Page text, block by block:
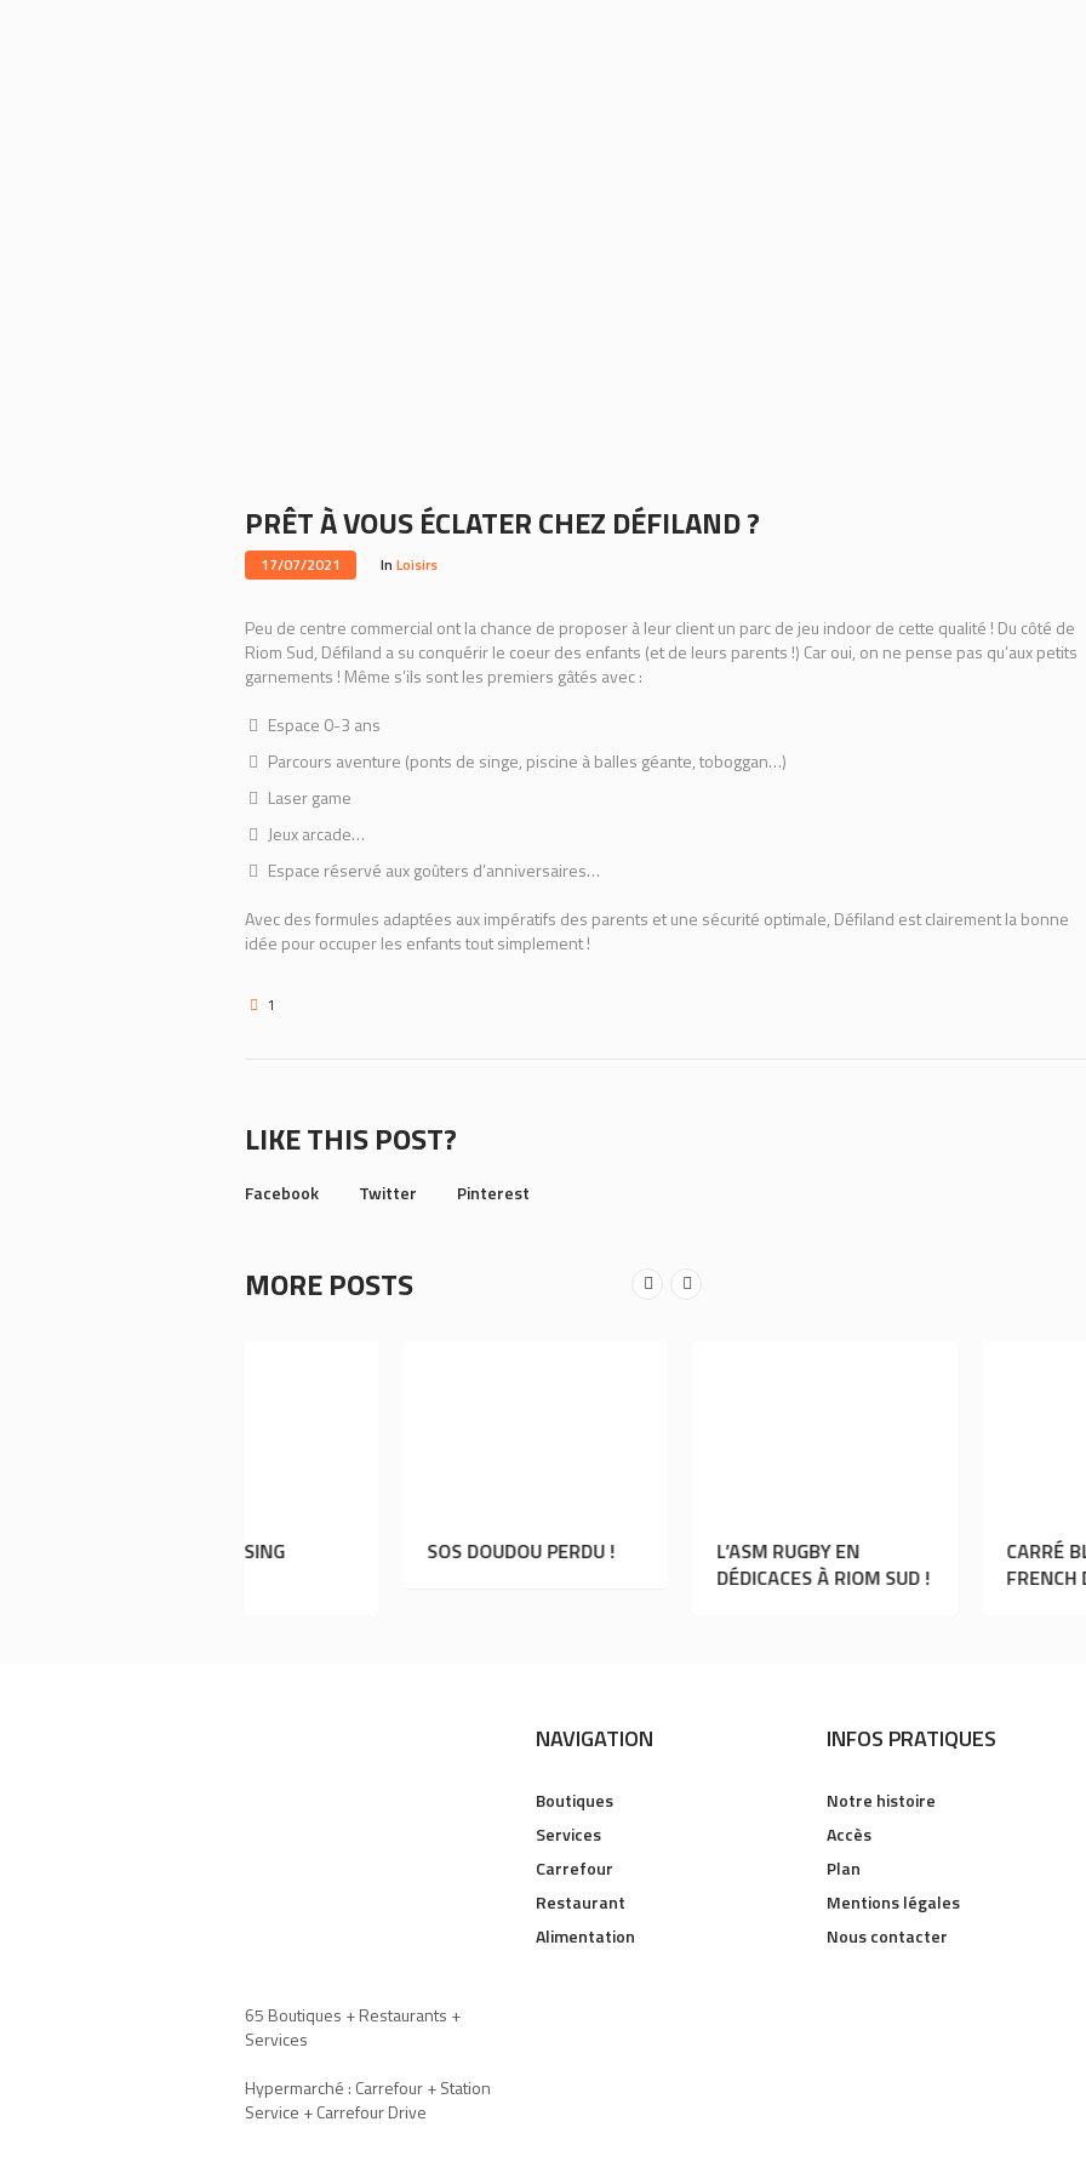
PRÊT À VOUS ÉCLATER CHEZ DÉFILAND ?
17/07/2021 In Loisirs
Peu de centre commercial ont la chance de proposer à leur client un parc de jeu indoor de cette qualité ! Du côté de
Riom Sud, Défiland a su conquérir le coeur des enfants (et de leurs parents !) Car oui, on ne pense pas qu’aux petits
garnements ! Même s’ils sont les premiers gâtés avec :
Espace 0-3 ans
Parcours aventure (ponts de singe, piscine à balles géante, toboggan…)
Laser game
Jeux arcade…
Espace réservé aux goûters d’anniversaires…
Avec des formules adaptées aux impératifs des parents et une sécurité optimale, Défiland est clairement la bonne
idée pour occuper les enfants tout simplement !
1
LIKE THIS POST?
Facebook Twitter Pinterest
MORE POSTS
CLEAN PRESSING
SOS DOUDOU PERDU !
L’ASM RUGBY EN
DÉDICACES À RIOM SUD !
65 Boutiques + Restaurants +
Services
Hypermarché : Carrefour + Station
Service + Carrefour Drive
NAVIGATION
Boutiques
Services
Carrefour
Restaurant
Alimentation
INFOS PRATIQUES
Notre histoire
Accès
Plan
Mentions légales
Nous contacter